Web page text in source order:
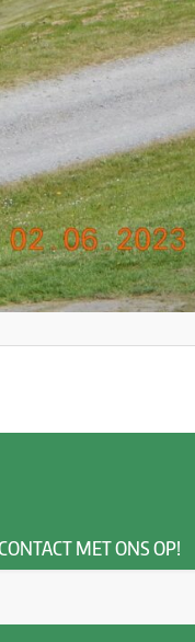
MET ONS OP!